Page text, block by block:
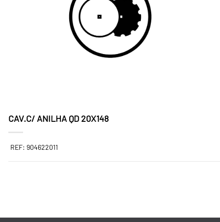
CAV.C/ ANILHA QD 20X148
REF: 904622011